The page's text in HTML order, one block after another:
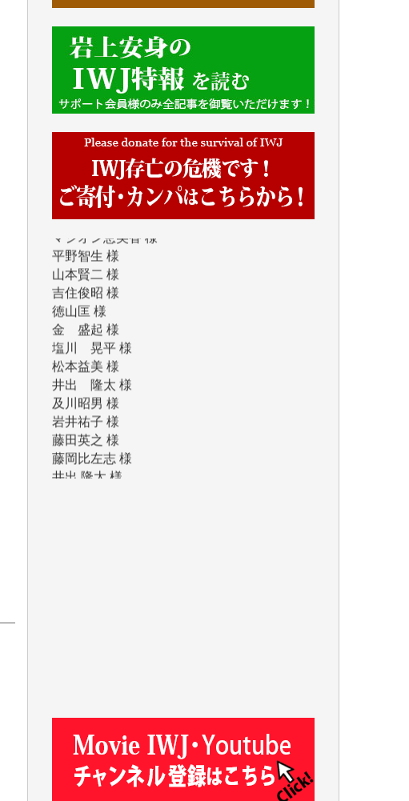
Y.S. 様
Y.N. 様
y.m. 様
R.N. 様
J.M. 様
T.N. 様
Y.T. 様
ASAKO TAKAESU 様
マシオン恵美香 様
平野智生 様
山本賢二 様
吉住俊昭 様
徳山匡 様
金 盛起 様
塩川 晃平 様
松本益美 様
井出 隆太 様
及川昭男 様
岩井祐子 様
藤田英之 様
藤岡比左志 様
井出 隆太 様
小池説夫 様
アオキカナメ 様
の妻を抱えている私にとっては精一杯のカン
パです。
かねてよりIWJが発してきた膨大な取材記事
や解説記事、そして各界の方々とのインタビ
ューは大袈裟ではなく、極めて重要な知的財